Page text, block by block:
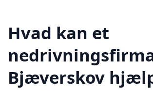
Hvad kan et
Bjæverskov